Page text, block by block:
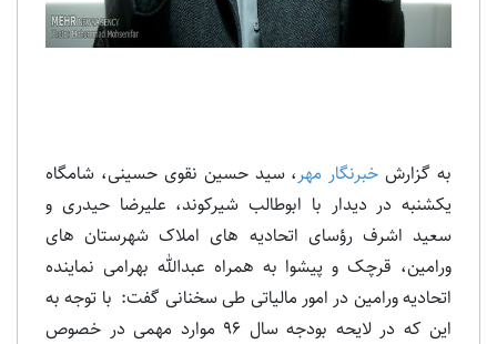
به گزارش خبرنگار مهر ، سید حسین نقوی حسینی، شامگاه
یکشنبه در دیدار با ابوطالب شیرکوند، علیرضا حیدری و
سعید اشرف رؤسای اتحادیه های املاک شهرستان های
ورامین، قرچک و پیشوا به همراه عبدالله بهرامی نماینده
اتحادیه ورامین در امور مالیاتی طی سخنانی گفت: با توجه به
این که در لایحه بودجه سال ۹۶ موارد مهمی در خصوص